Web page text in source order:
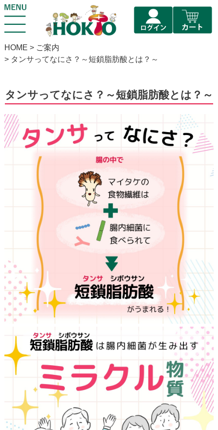
HOME
ご案内
タンサってなにさ？～短鎖脂肪酸とは？～
タンサってなにさ？～短鎖脂肪酸とは？～